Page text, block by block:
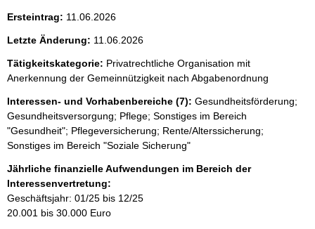
Ersteintrag: 11.06.2026
Letzte Änderung: 11.06.2026
Tätigkeitskategorie: Privatrechtliche Organisation mit
Anerkennung der Gemeinnützigkeit nach Abgabenordnung
Interessen- und Vorhabenbereiche (7): Gesundheitsförderung;
Gesundheitsversorgung; Pflege; Sonstiges im Bereich
"Gesundheit"; Pflegeversicherung; Rente/Alterssicherung;
Sonstiges im Bereich "Soziale Sicherung"
Jährliche finanzielle Aufwendungen im Bereich der
Interessenvertretung:
Geschäftsjahr: 01/25 bis 12/25
20.001 bis 30.000 Euro